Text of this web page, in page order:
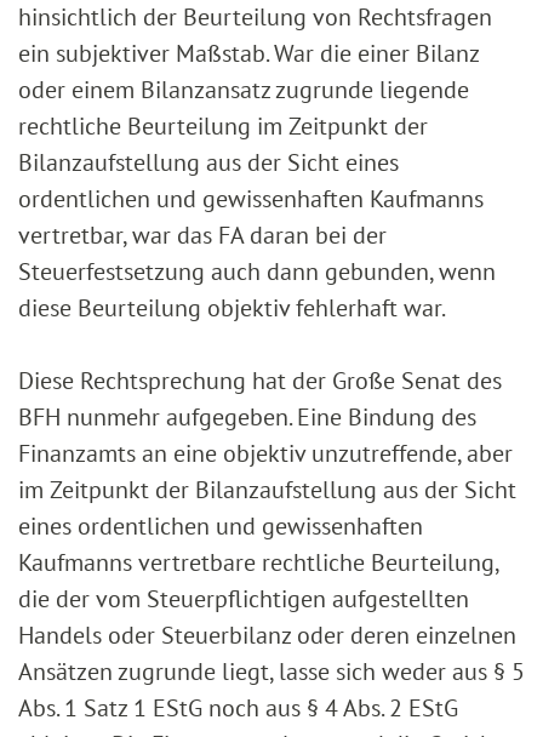
hinsichtlich der Beurteilung von Rechtsfragen
ein subjektiver Maßstab. War die einer Bilanz
oder einem Bilanzansatz zugrunde liegende
rechtliche Beurteilung im Zeitpunkt der
Bilanzaufstellung aus der Sicht eines
ordentlichen und gewissenhaften Kaufmanns
vertretbar, war das FA daran bei der
Steuerfestsetzung auch dann gebunden, wenn
diese Beurteilung objektiv fehlerhaft war.
Diese Rechtsprechung hat der Große Senat des
BFH nunmehr aufgegeben. Eine Bindung des
Finanzamts an eine objektiv unzutreffende, aber
im Zeitpunkt der Bilanzaufstellung aus der Sicht
eines ordentlichen und gewissenhaften
Kaufmanns vertretbare rechtliche Beurteilung,
die der vom Steuerpflichtigen aufgestellten
Handels oder Steuerbilanz oder deren einzelnen
Ansätzen zugrunde liegt, lasse sich weder aus § 5
Abs. 1 Satz 1 EStG noch aus § 4 Abs. 2 EStG